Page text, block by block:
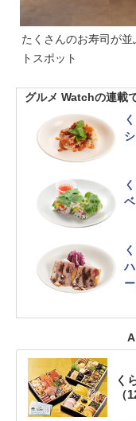
たくさんのお寿司が並
トスポット
グルメ Watchの連載
ー
く
（